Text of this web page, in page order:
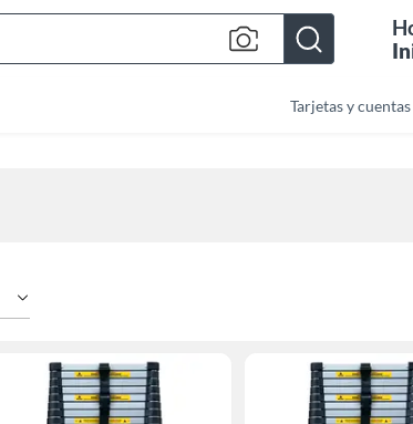
Bar
Tarjetas y cuentas